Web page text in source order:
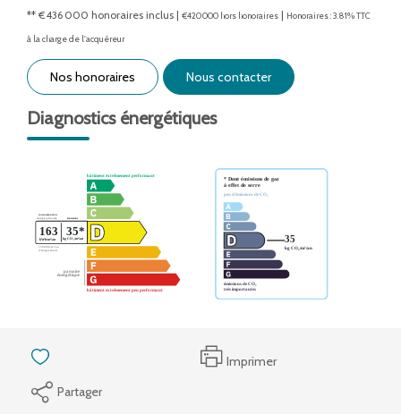
** €436 000 honoraires inclus | €420 000 hors honoraires | Honoraires : 3.81% TTC
à la charge de l'acquéreur
Nos honoraires Nous contacter
Diagnostics énergétiques
Imprimer
Partager